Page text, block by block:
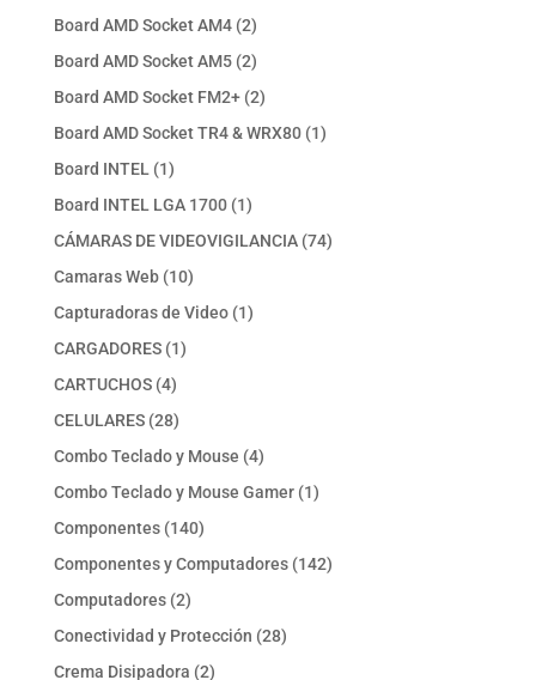
productos
Board AMD Socket AM4 22
productos
Board AMD Socket AM5 22
productos
Board AMD Socket FM2+ 22
productos
Board AMD Socket TR4 & WRX80 11
Board INTEL 11
producto
Board INTEL LGA 1700 11
producto
CÁMARAS DE VIDEOVIGILANCIA 7474
Camaras Web 1010
productos
Capturadoras de Video 11
CARGADORES 11
CARTUCHOS 44
productos
CELULARES 2828
productos
Combo Teclado y Mouse 44
productos
Combo Teclado y Mouse Gamer 11
Componentes 140140
productos
Componentes y Computadores 142142
Computadores 22
productos
Conectividad y Protección 2828
Crema Disipadora 22